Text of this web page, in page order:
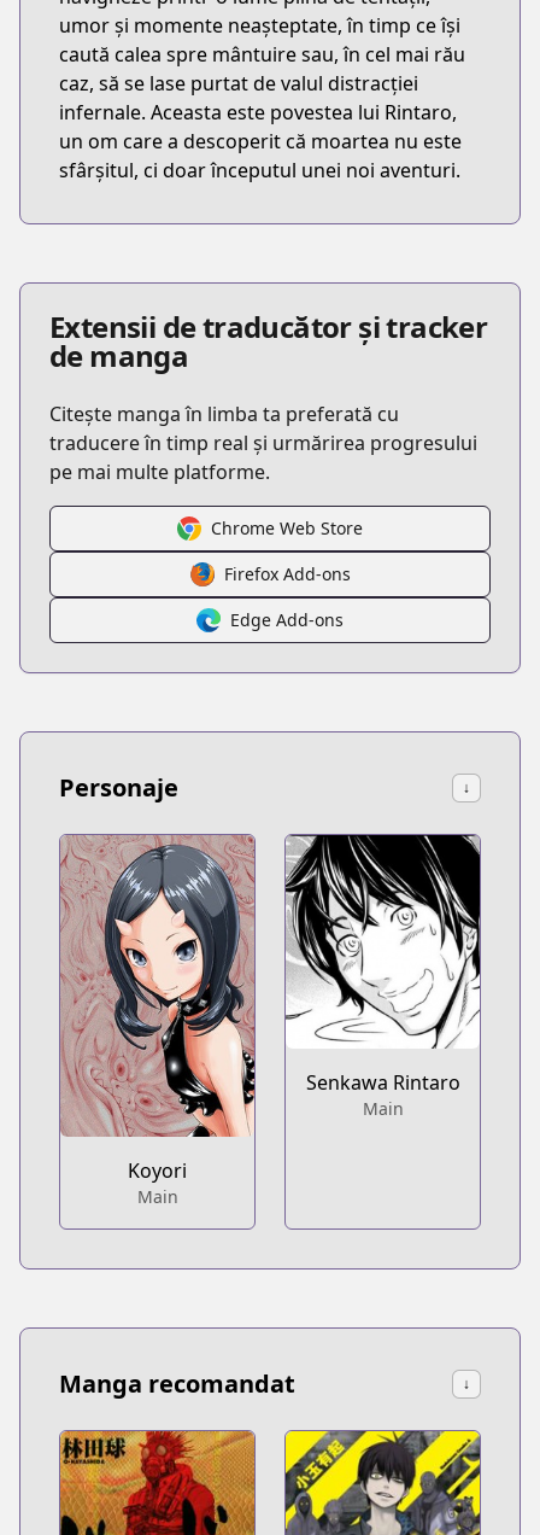
umor și momente neașteptate, în timp ce își
caută calea spre mântuire sau, în cel mai rău
caz, să se lase purtat de valul distracției
infernale. Aceasta este povestea lui Rintaro,
un om care a descoperit că moartea nu este
sfârșitul, ci doar începutul unei noi aventuri.
Extensii de traducător și tracker
de manga
Citește manga în limba ta preferată cu
traducere în timp real și urmărirea progresului
pe mai multe platforme.
Chrome Web Store
Firefox Add-ons
Edge Add-ons
Personaje ↓
Koyori
Main
Senkawa Rintaro
Main
Manga recomandat ↓